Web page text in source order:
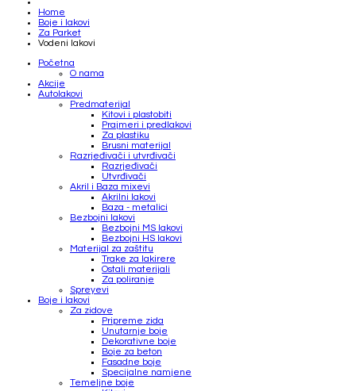
Home
Boje i lakovi
Za Parket
Vodeni lakovi
Početna
O nama
Akcije
Autolakovi
Predmaterijal
Kitovi i plastobiti
Prajmeri i predlakovi
Za plastiku
Brusni materijal
Razrjeđivači i utvrđivači
Razrjeđivači
Utvrđivači
Akril i Baza mixevi
Akrilni lakovi
Baza - metalici
Bezbojni lakovi
Bezbojni MS lakovi
Bezbojni HS lakovi
Materijal za zaštitu
Trake za lakirere
Ostali materijali
Za poliranje
Spreyevi
Boje i lakovi
Za zidove
Pripreme zida
Unutarnje boje
Dekorativne boje
Boje za beton
Fasadne boje
Specijalne namjene
Temeljne boje